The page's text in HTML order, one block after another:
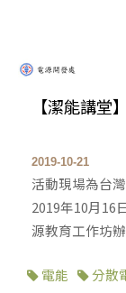
【潔能講堂
2019-10-21
活動現場為台
2019年10月16
源教育工作坊
電能 分散